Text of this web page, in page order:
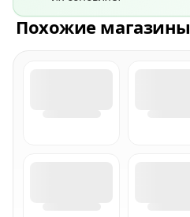
Похожие магазины